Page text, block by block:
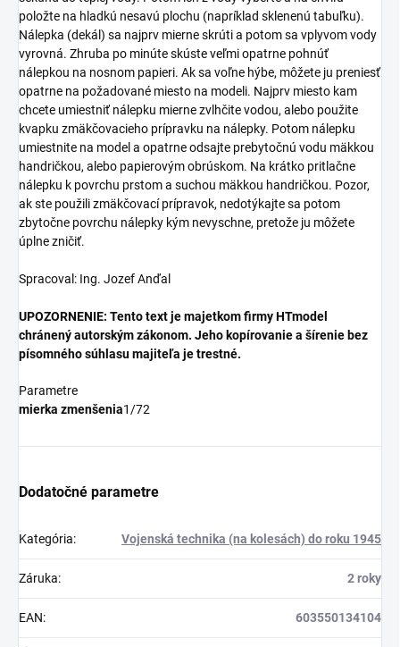
položte na hladkú nesavú plochu (napríklad sklenenú tabuľku).
Nálepka (dekál) sa najprv mierne skrúti a potom sa vplyvom vody
vyrovná. Zhruba po minúte skúste veľmi opatrne pohnúť
nálepkou na nosnom papieri. Ak sa voľne hýbe, môžete ju preniesť
opatrne na požadované miesto na modeli. Najprv miesto kam
chcete umiestniť nálepku mierne zvlhčite vodou, alebo použite
kvapku zmäkčovacieho prípravku na nálepky. Potom nálepku
umiestnite na model a opatrne odsajte prebytočnú vodu mäkkou
handričkou, alebo papierovým obrúskom. Na krátko pritlačne
nálepku k povrchu prstom a suchou mäkkou handričkou. Pozor,
ak ste použili zmäkčovací prípravok, nedotýkajte sa potom
zbytočne povrchu nálepky kým nevyschne, pretože ju môžete
úplne zničiť.
Spracoval: Ing. Jozef Anďal
UPOZORNENIE: Tento text je majetkom firmy HTmodel
chránený autorským zákonom. Jeho kopírovanie a šírenie bez
písomného súhlasu majiteľa je trestné.
Parametre
mierka zmenšenia1/72
Dodatočné parametre
Kategória: Vojenská technika (na kolesách) do roku 1945
Záruka: 2 roky
EAN: 603550134104